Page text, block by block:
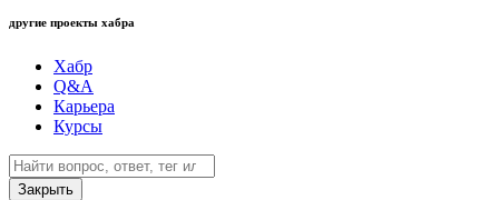
другие проекты хабра
Хабр
Q&A
Карьера
Курсы
Закрыть